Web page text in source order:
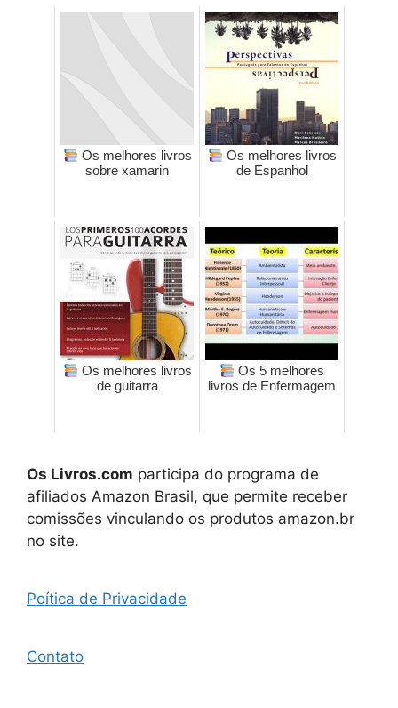
Os melhores livros
sobre xamarin
Os melhores livros
de Espanhol
Os melhores livros
de guitarra
Os 5 melhores
livros de Enfermagem
Os Livros.com participa do programa de
afiliados Amazon Brasil, que permite receber
comissões vinculando os produtos amazon.br
no site.
Poítica de Privacidade
Contato